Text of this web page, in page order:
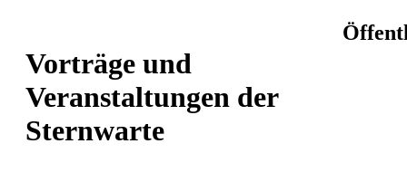
Vorträge und
Veranstaltungen der
Sternwarte